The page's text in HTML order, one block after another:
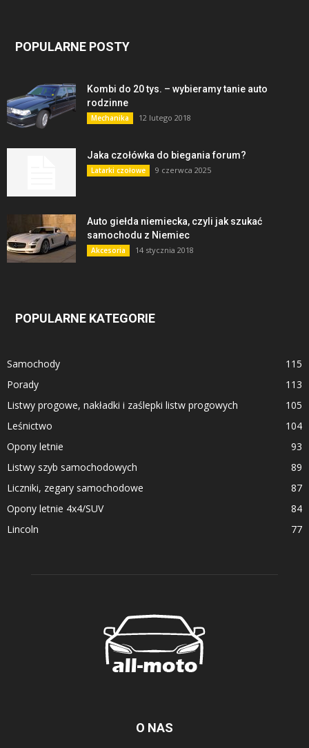
POPULARNE POSTY
Kombi do 20 tys. – wybieramy tanie auto
rodzinne
Mechanika 12 lutego 2018
Jaka czołówka do biegania forum?
Latarki czołowe 9 czerwca 2025
Auto giełda niemiecka, czyli jak szukać
samochodu z Niemiec
Akcesoria 14 stycznia 2018
POPULARNE KATEGORIE
Samochody
115
Porady
113
Listwy progowe, nakładki i zaślepki listw progowych
105
Leśnictwo
104
Opony letnie
93
Listwy szyb samochodowych
89
Liczniki, zegary samochodowe
87
Opony letnie 4x4/SUV
84
Lincoln
77
O NAS